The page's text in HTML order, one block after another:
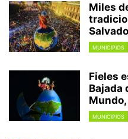
Miles
MUNICIPIOS
Fieles
Bajada
MUNICIPIOS